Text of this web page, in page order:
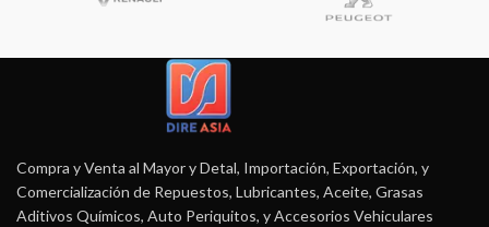
Compra y Venta al Mayor y Detal, Importación, Exportación, y
Comercialización de Repuestos, Lubricantes, Aceite, Grasas
Aditivos Químicos, Auto Periquitos, y Accesorios Vehiculares